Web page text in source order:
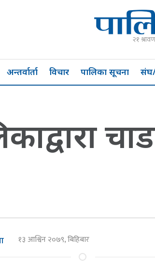
२१
अन्तर्वार्ता विचार पालिका सूचना संघ/
१३ आश्विन २०७९, बिहिबार